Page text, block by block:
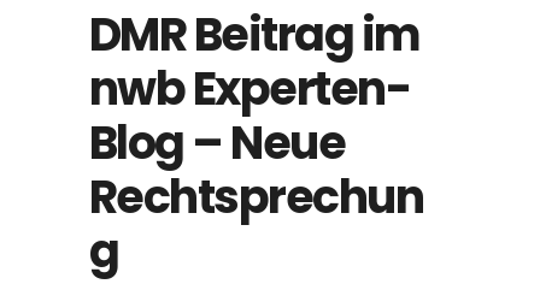
DMR Beitrag im
nwb Experten-
Blog – Neue
Rechtsprechun
g